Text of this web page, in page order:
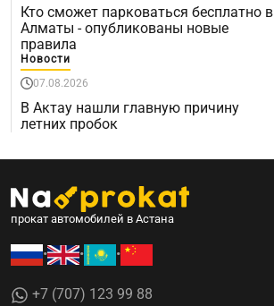
Кто сможет парковаться бесплатно в
Алматы - опубликованы новые
правила
Новости
07.08.2026
В Актау нашли главную причину
летних пробок
прокат автомобилей в Астана
• • •
+7 (707) 123 99 88